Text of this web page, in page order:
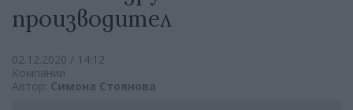
производител
02.12.2020 / 14:12
Компании
Автор: Симона Стоянова